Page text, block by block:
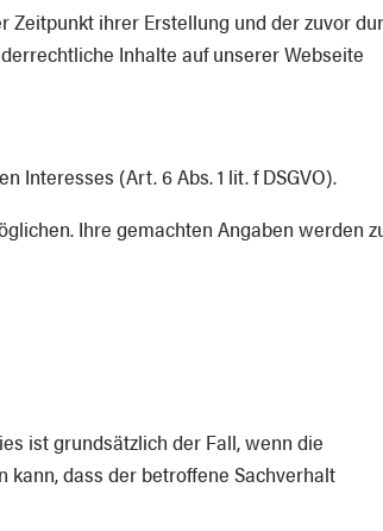
Zeitpunkt ihrer Erstellung und der zuvor
Inhalte auf unserer Webseite
Interesses (Art. 6 Abs. 1 lit. f DSGVO).
Ihre gemachten Angaben werden
ist grundsätzlich der Fall, wenn die
dass der betroffene Sachverhalt